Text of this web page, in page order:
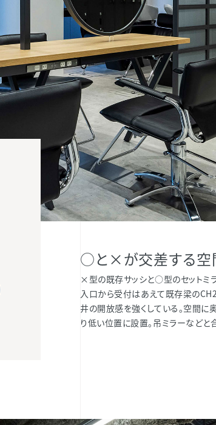
○と×が交差する空
×型の既存サッシと○型のセットミ
入口から受付はあえて既存梁の
井の開放感を強くしている。空間
り低い位置に設置。吊ミラーなど